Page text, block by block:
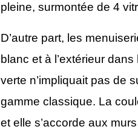
pleine, surmontée de 4
D’autre part, les
blanc et à l’extérieur
verte n’impliquait pas de
gamme classique. La
et elle s’accorde aux